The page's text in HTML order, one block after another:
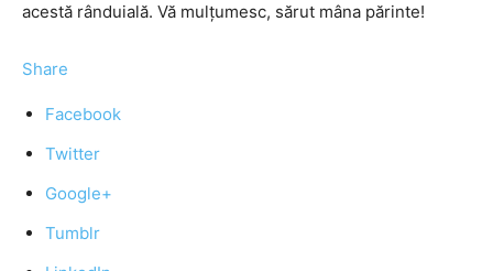
acestă rânduială. Vă mulțumesc, sărut mâna părinte!
Share
Facebook
Twitter
Google+
Tumblr